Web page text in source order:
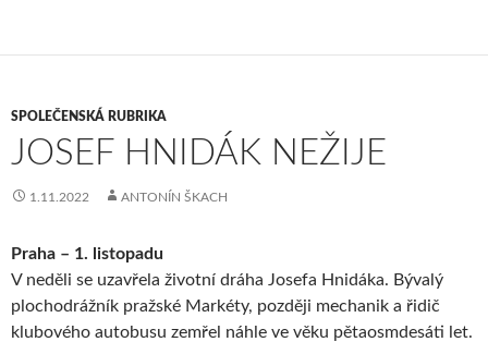
SPOLEČENSKÁ RUBRIKA
JOSEF HNIDÁK NEŽIJE
1.11.2022 ANTONÍN ŠKACH
Praha – 1. listopadu
V neděli se uzavřela životní dráha Josefa Hnidáka. Bývalý
plochodrážník pražské Markéty, později mechanik a řidič
klubového autobusu zemřel náhle ve věku pětaosmdesáti let.